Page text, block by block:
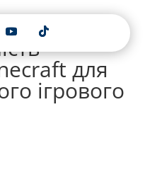
для
ігрового